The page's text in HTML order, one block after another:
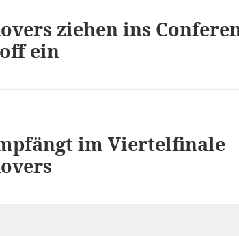
ziehen ins
ein
im Viertelfinale